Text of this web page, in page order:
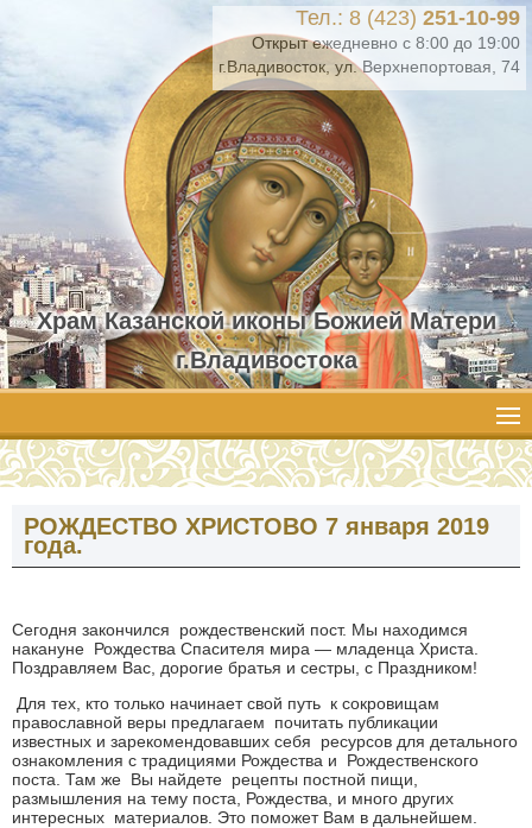
Тел.: 8 (423) 251-10-99
Открыт ежедневно с 8:00 до 19:00
г.Владивосток, ул. Верхнепортовая, 74
Храм Казанской иконы Божией Матери
г.Владивостока
РОЖДЕСТВО ХРИСТОВО 7 января 2019
года.
Сегодня закончился рождественский пост. Мы находимся
накануне Рождества Спасителя мира — младенца Христа.
Поздравляем Вас, дорогие братья и сестры, с Праздником!
Для тех, кто только начинает свой путь к сокровищам
православной веры предлагаем почитать публикации
известных и зарекомендовавших себя ресурсов для детального
ознакомления с традициями Рождества и Рождественского
поста. Там же Вы найдете рецепты постной пищи,
размышления на тему поста, Рождества, и много других
интересных материалов. Это поможет Вам в дальнейшем.